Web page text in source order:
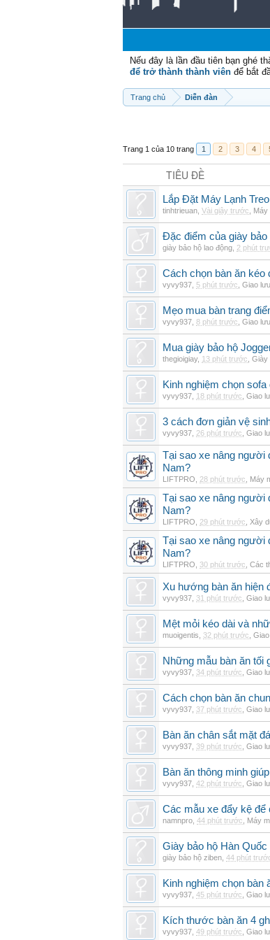
Nếu đây là lần đầu tiên bạn ghé
để trở thành thành viên để bắt
Trang chủ Diễn đàn
Trang 1 của 10 trang 1 2 3 4
TIÊU ĐỀ
Lắp Đặt Máy Lạnh
tinhtrieuan Vài giây trước Máy
Đặc điểm của giày
giày bảo hộ lao động 2 phút
Cách chọn bàn ăn kéo
vyvy937 5 phút trước Giao lưu
Mẹo mua bàn trang
vyvy937 8 phút trước Giao lưu
Mua giày bảo hộ
thegioigiay, 13 phút trước Giày
Kinh nghiệm chọn
vyvy937 18 phút trước Giao
3 cách đơn giản vệ
vyvy937 26 phút trước Giao
Tại sao xe nâng người
Nam?
LIFTPRO 28 phút trước Máy
Tại sao xe nâng người
Nam?
LIFTPRO 29 phút trước Xây
Tại sao xe nâng người
Nam?
LIFTPRO 30 phút trước Các
Xu hướng bàn ăn hiện
vyvy937 31 phút trước Giao
Mệt mỏi kéo dài và
muoigentis 32 phút trước
Những mẫu bàn ăn tối
vyvy937 34 phút trước Giao
Cách chọn bàn ăn
vyvy937 37 phút trước Giao
Bàn ăn chân sắt mặt
vyvy937 39 phút trước Giao
Bàn ăn thông minh
vyvy937 42 phút trước Giao
Các mẫu xe đẩy kệ để
namnpro 44 phút trước Máy
Giày bảo hộ Hàn
giày bảo hộ ziben 44 phút
Kinh nghiệm chọn bàn
vyvy937 45 phút trước Giao
Kích thước bàn ăn 4
vyvy937 49 phút trước Giao